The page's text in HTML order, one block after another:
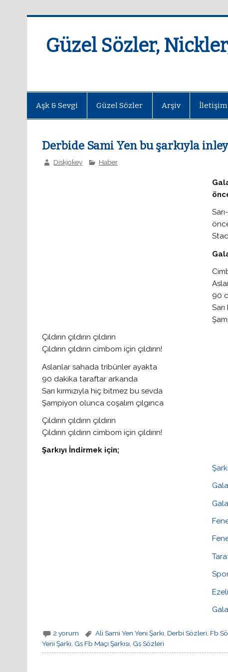
Güzel Sözler,
Aşk & Sevgi Güzel Sözler Arşiv İletişim
Derbide Sami Yen bu şarkıyla
Diskjokey Haber
90
Çıldırın çıldırın çıldırın
Çıldırın çıldırın cimbom için çıldırın!
Aslanlar sahada tribünler ayakta
90 dakika taraftar arkanda
Sarı kırmızıyla hiç bitmez bu sevda
Şampiyon olunca coşalım çılgınca
Çıldırın çıldırın çıldırın
Çıldırın çıldırın cimbom için çıldırın!
Şarkıyı İndirmek için;
2 yorum Ali Sami Yen Yeni Şarkı Derbi Sözleri Fb
Yeni Şarkı, Gs Fb Maçı Şarkısı, Gs Sözleri